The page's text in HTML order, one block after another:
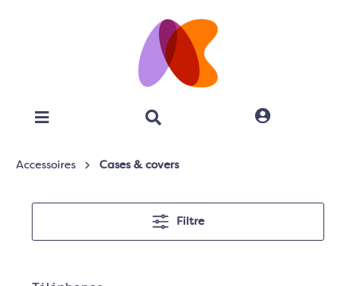
Accessoires Cases & covers
Filtre